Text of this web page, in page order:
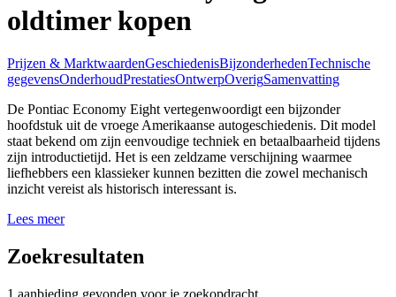
oldtimer kopen
Prijzen & MarktwaardenGeschiedenisBijzonderhedenTechnische
gegevensOnderhoudPrestatiesOntwerpOverigSamenvatting
De Pontiac Economy Eight vertegenwoordigt een bijzonder
hoofdstuk uit de vroege Amerikaanse autogeschiedenis. Dit model
staat bekend om zijn eenvoudige techniek en betaalbaarheid tijdens
zijn introductietijd. Het is een zeldzame verschijning waarmee
liefhebbers een klassieker kunnen bezitten die zowel mechanisch
inzicht vereist als historisch interessant is.
Lees meer
Zoekresultaten
1 aanbieding gevonden voor je zoekopdracht